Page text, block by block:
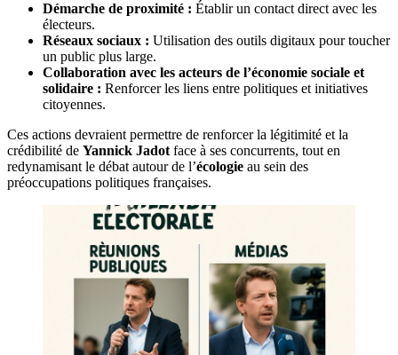
Démarche de proximité : Établir un contact direct avec les
électeurs.
Réseaux sociaux : Utilisation des outils digitaux pour toucher
un public plus large.
Collaboration avec les acteurs de l’économie sociale et
solidaire : Renforcer les liens entre politiques et initiatives
citoyennes.
Ces actions devraient permettre de renforcer la légitimité et la
crédibilité de Yannick Jadot face à ses concurrents, tout en
redynamisant le débat autour de l’écologie au sein des
préoccupations politiques françaises.